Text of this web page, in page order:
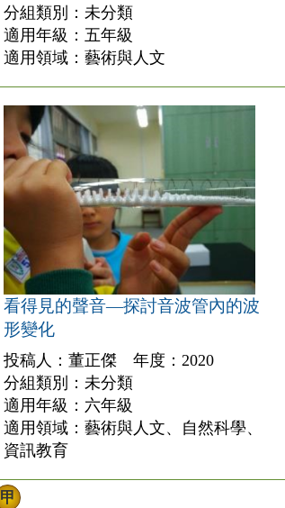
分組類別：未分類
適用年級：五年級
適用領域：藝術與人文
看得見的聲音—探討音波管內的波
形變化
投稿人：董正傑 年度：2020
分組類別：未分類
適用年級：六年級
適用領域：藝術與人文、自然科學、
資訊教育
甲